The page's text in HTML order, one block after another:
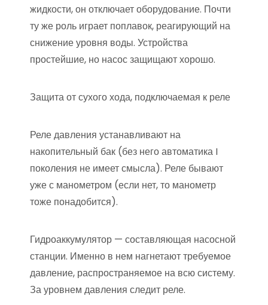
жидкости, он отключает оборудование. Почти
ту же роль играет поплавок, реагирующий на
снижение уровня воды. Устройства
простейшие, но насос защищают хорошо.
Защита от сухого хода, подключаемая к реле
Реле давления устанавливают на
накопительный бак (без него автоматика I
поколения не имеет смысла). Реле бывают
уже с манометром (если нет, то манометр
тоже понадобится).
Гидроаккумулятор — составляющая насосной
станции. Именно в нем нагнетают требуемое
давление, распространяемое на всю систему.
За уровнем давления следит реле.